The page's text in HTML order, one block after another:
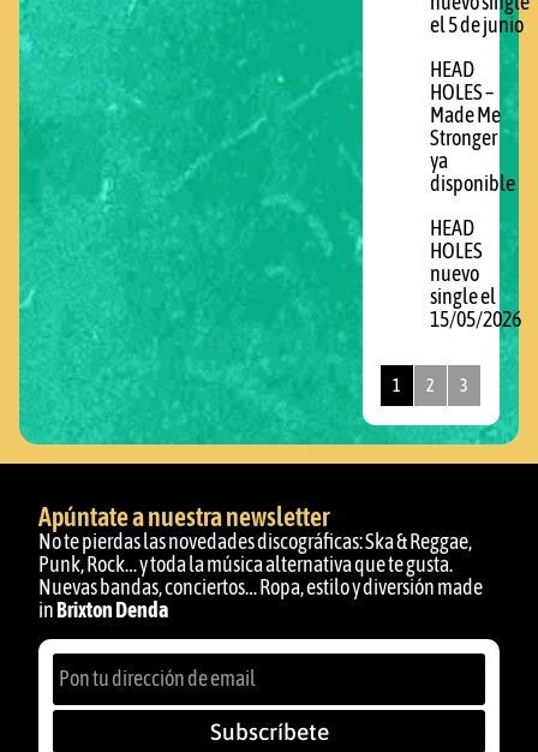
el 5 de junio
HEAD
HOLES –
Made Me
Stronger
ya
disponible
HEAD
HOLES
nuevo
single el
15/05/2026
1 2 3
Apúntate a nuestra newsletter
No te pierdas las novedades discográficas: Ska & Reggae,
Punk, Rock… y toda la música alternativa que te gusta.
Nuevas bandas, conciertos… Ropa, estilo y diversión made
in Brixton Denda
Subscríbete